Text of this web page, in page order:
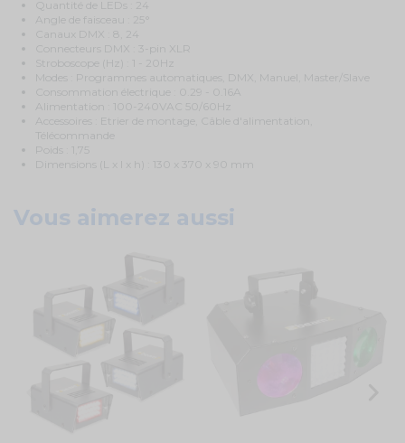
Quantité de LEDs : 24
Angle de faisceau : 25°
Canaux DMX : 8, 24
Connecteurs DMX : 3-pin XLR
Stroboscope (Hz) : 1 - 20Hz
Modes : Programmes automatiques, DMX, Manuel, Master/Slave
Consommation électrique : 0.29 - 0.16A
Alimentation : 100-240VAC 50/60Hz
Accessoires : Etrier de montage, Câble d'alimentation,
Télécommande
Poids
: 1,75
Dimensions (L x l x h) : 130 x 370 x 90 mm
Vous aimerez aussi